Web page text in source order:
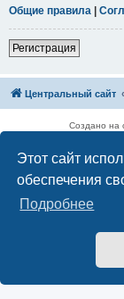
Этот сайт
обеспечения
Подробнее
Общие правила |
Регистрация
Центральный сайт
Создано на